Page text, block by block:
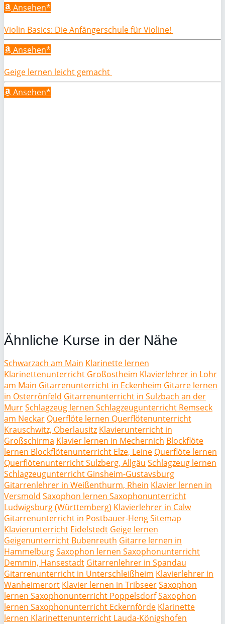
Ansehen*
Violin Basics: Die Anfängerschule für Violine!
Ansehen*
Geige lernen leicht gemacht
Ansehen*
Ähnliche Kurse in der Nähe
Schwarzach am Main Klarinette lernen
Klarinettenunterricht Großostheim Klavierlehrer in Lohr
am Main Gitarrenunterricht in Eckenheim Gitarre lernen
in Osterrönfeld Gitarrenunterricht in Sulzbach an der
MurrSchlagzeug lernen Schlagzeugunterricht Remseck
am Neckar Querflöte lernen Querflötenunterricht
Krauschwitz, Oberlausitz Klavierunterricht in
Großschirma Klavier lernen in Mechernich Blockflöte
lernen Blockflötenunterricht Elze, Leine Querflöte lernen
Querflötenunterricht Sulzberg, Allgäu Schlagzeug lernen
Schlagzeugunterricht Ginsheim-Gustavsburg
Gitarrenlehrer in Weißenthurm, Rhein Klavier lernen in
Versmold Saxophon lernen Saxophonunterricht
Ludwigsburg (Württemberg) Klavierlehrer in Calw
Gitarrenunterricht in Postbauer-HengSitemap
Klavierunterricht Eidelstedt Geige lernen
Geigenunterricht Bubenreuth Gitarre lernen in
HammelburgSaxophon lernen Saxophonunterricht
Demmin, Hansestadt Gitarrenlehrer in Spandau
Gitarrenunterricht in Unterschleißheim Klavierlehrer in
Wanheimerort Klavier lernen in TribseerSaxophon
lernen Saxophonunterricht PoppelsdorfSaxophon
lernen Saxophonunterricht Eckernförde Klarinette
lernen Klarinettenunterricht Lauda-Königshofen